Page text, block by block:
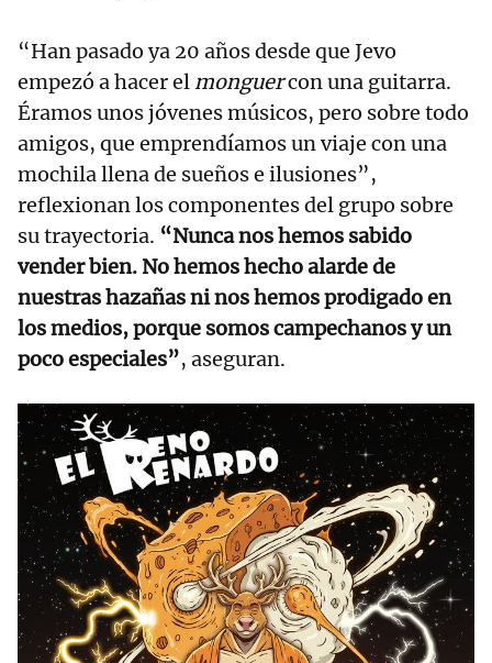
“Han pasado ya 20 años desde que Jevo
empezó a hacer el monguercon una guitarra.
Éramos unos jóvenes músicos, pero sobre todo
amigos, que emprendíamos un viaje con una
mochila llena de sueños e ilusiones”,
reflexionan los componentes del grupo sobre
su trayectoria. “Nunca nos hemos sabido
vender bien. No hemos hecho alarde de
nuestras hazañas ni nos hemos prodigado en
los medios, porque somos campechanos y un
poco especiales”, aseguran.